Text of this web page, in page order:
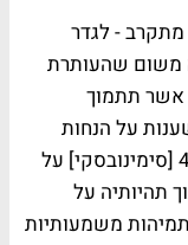
מתקרב - לגדר
משום שהעותרת
תתמוך
על הנחות
וספקולציות בדבר ניסיונה של המשיבה 4 [סימינובסקי] על
תהיותיה על
תמיהות משמעותיות